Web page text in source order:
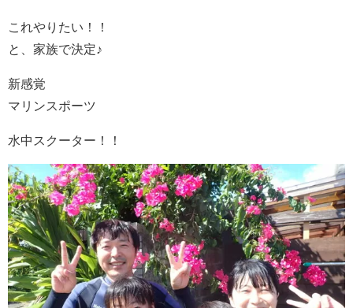
これやりたい！！
と、家族で決定♪
新感覚
マリンスポーツ
水中スクーター！！